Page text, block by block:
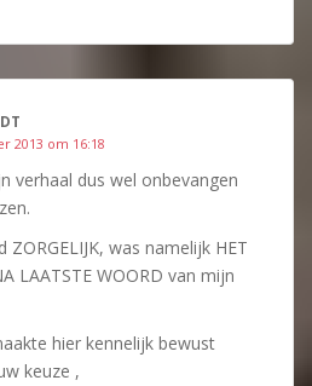
2013 om 16:18
verhaal dus wel onbevangen
ZORGELIJK, was namelijk HET
LAATSTE WOORD van mijn
hier kennelijk bewust
keuze ,